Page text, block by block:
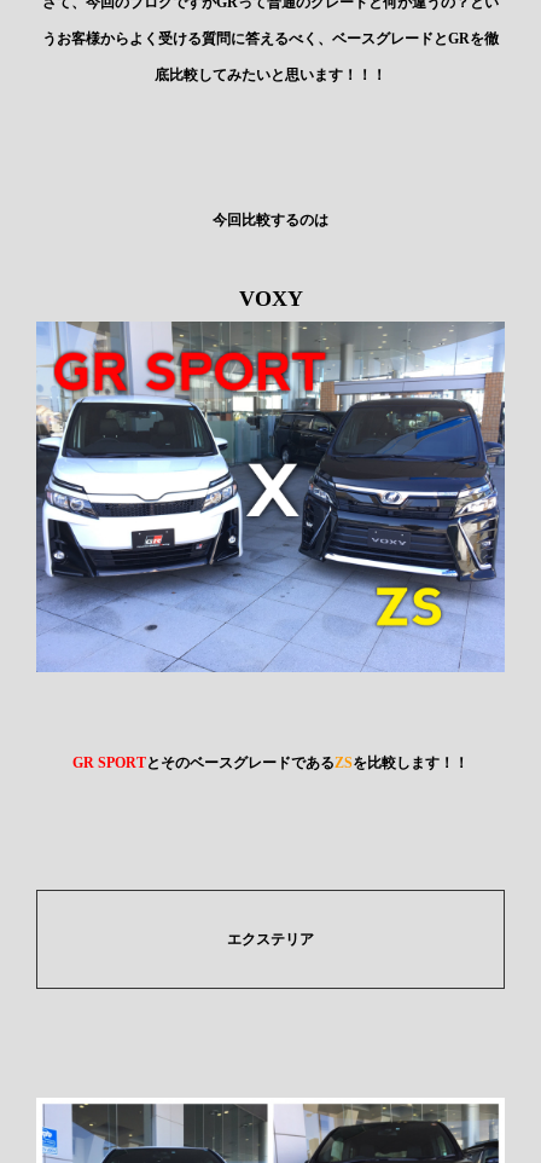
うお客様からよく受ける質問に答えるべく、ベースグレードとGRを徹
底比較してみたいと思います！！！
今回比較するのは
VOXY
GR SPORTとそのベースグレードであるZSを比較します！！
エクステリア